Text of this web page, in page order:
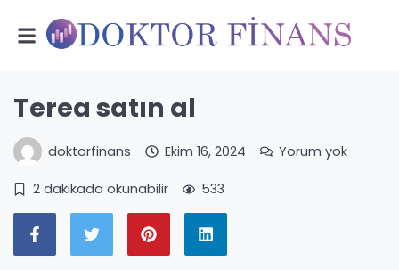
Terea satın al
doktorfinans Ekim 16, 2024 Yorum yok
2 dakikada okunabilir 533